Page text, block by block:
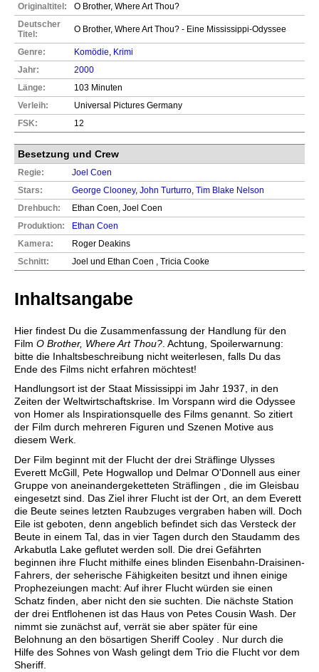
Originaltitel:
O Brother, Where Art Thou?
Deutscher
Titel:
O Brother, Where Art Thou? - Eine Mississippi-Odyssee
Genre: Komödie Krimi
Jahr:
2000
Länge:
103 Minuten
Verleih:
Universal Pictures Germany
FSK:
12
Besetzung und Crew
Regie:
Joel Coen
Stars:
George Clooney, John Turturro Tim Blake Nelson
Drehbuch:
Ethan Coen, Joel Coen
Produktion:
Ethan Coen
Kamera:
Roger Deakins
Schnitt:
Joel und Ethan Coen , Tricia Cooke
Inhaltsangabe
Hier findest Du die Zusammenfassung der Handlung für den
Film O Brother, Where Art Thou? . Achtung, Spoilerwarnung:
bitte die Inhaltsbeschreibung nicht weiterlesen, falls Du das
Ende des Films nicht erfahren möchtest!
Handlungsort ist der Staat Mississippi im Jahr 1937, in den
Zeiten der Weltwirtschaftskrise. Im Vorspann wird die Odyssee
von Homer als Inspirationsquelle des Films genannt. So zitiert
der Film durch mehreren Figuren und Szenen Motive aus
diesem Werk.
Der Film beginnt mit der Flucht der drei Sträflinge Ulysses
Everett McGill, Pete Hogwallop und Delmar O'Donnell aus einer
Gruppe von aneinandergeketteten Sträflingen , die im Gleisbau
eingesetzt sind. Das Ziel ihrer Flucht ist der Ort, an dem Everett
die Beute seines letzten Raubzuges vergraben haben will. Doch
Eile ist geboten, denn angeblich befindet sich das Versteck der
Beute in einem Tal, das in vier Tagen durch den Staudamm des
Arkabutla Lake geflutet werden soll. Die drei Gefährten
beginnen ihre Flucht mithilfe eines blinden Eisenbahn-Draisinen-
Fahrers, der seherische Fähigkeiten besitzt und ihnen einige
Prophezeiungen macht: Auf ihrer Flucht würden sie einen
Schatz finden, aber nicht den sie suchten. Die nächste Station
der drei Entflohenen ist das Haus von Petes Cousin Wash. Der
nimmt sie zunächst auf, verrät sie aber später für eine
Belohnung an den bösartigen Sheriff Cooley . Nur durch die
Hilfe des Sohnes von Wash gelingt dem Trio die Flucht vor dem
Sheriff.